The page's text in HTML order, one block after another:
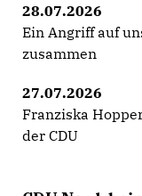
28.07.2026
Ein Angriff auf
zusammen
27.07.2026
Franziska
der CDU